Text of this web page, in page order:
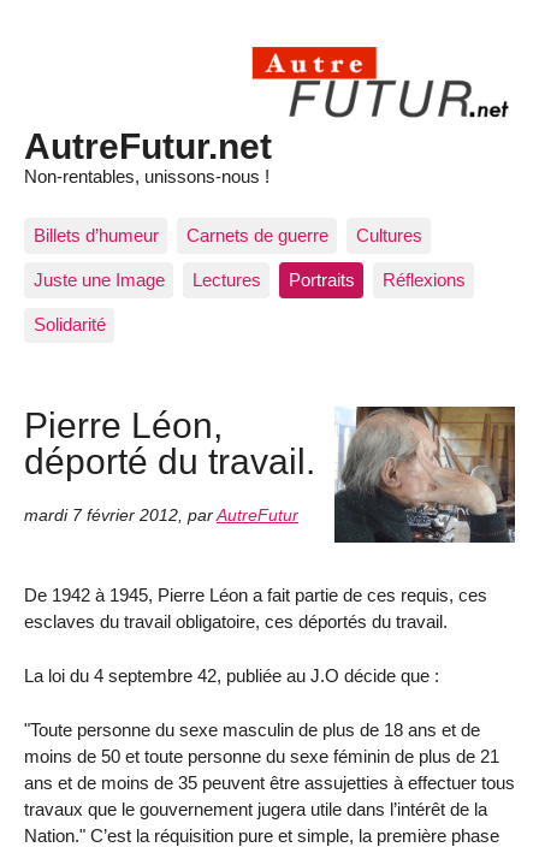
AutreFutur.net
Non-rentables, unissons-nous !
Billets d’humeur Carnets de guerre Cultures
Juste une Image Lectures Portraits Réflexions
Solidarité
Pierre Léon,
déporté du travail.
mardi 7 février 2012 par AutreFutur
De 1942 à 1945, Pierre Léon a fait partie de ces requis, ces
esclaves du travail obligatoire, ces déportés du travail.
La loi du 4 septembre 42, publiée au J.O décide que :
"Toute personne du sexe masculin de plus de 18 ans et de
moins de 50 et toute personne du sexe féminin de plus de 21
ans et de moins de 35 peuvent être assujetties à effectuer tous
travaux que le gouvernement jugera utile dans l’intérêt de la
Nation." C’est la réquisition pure et simple, la première phase